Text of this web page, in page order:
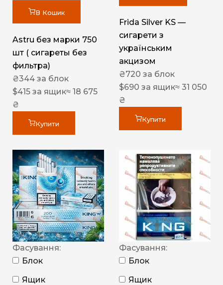
В Кошик
Astru без марки 750
шт ( сигареты без
фильтра)
₴344 за блок
$415 за ящик≈ 18 675
₴
Купити
Frida Silver KS —
сигарети з
українським
акцизом
₴720 за блок
$690 за ящик≈ 31 050
₴
Купити
Фасування:
Блок
Ящик
Фасування:
Блок
Ящик